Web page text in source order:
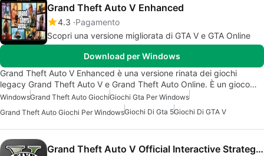
Grand Theft Auto V Enhanced
4.3 Pagamento
Scopri una versione migliorata di GTA V e GTA Online
Download per Windows
Grand Theft Auto V Enhanced è una versione rinata dei giochi
legacy Grand Theft Auto V e Grand Theft Auto Online. È un gioco…
WindowsGrand Theft Auto GiochiGiochi Gta Per Windows
Grand Theft Auto Giochi Per WindowsGiochi Di Gta 5Giochi Di GTA V
Grand Theft Auto V Official Interactive Strategy Guide